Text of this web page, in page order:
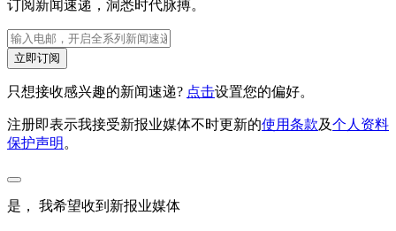
订阅新闻速递，洞悉时代脉搏。
立即订阅
只想接收感兴趣的新闻速递? 点击设置您的偏好。
注册即表示我接受新报业媒体不时更新的使用条款及个人资料
保护声明 。
是， 我希望收到新报业媒体